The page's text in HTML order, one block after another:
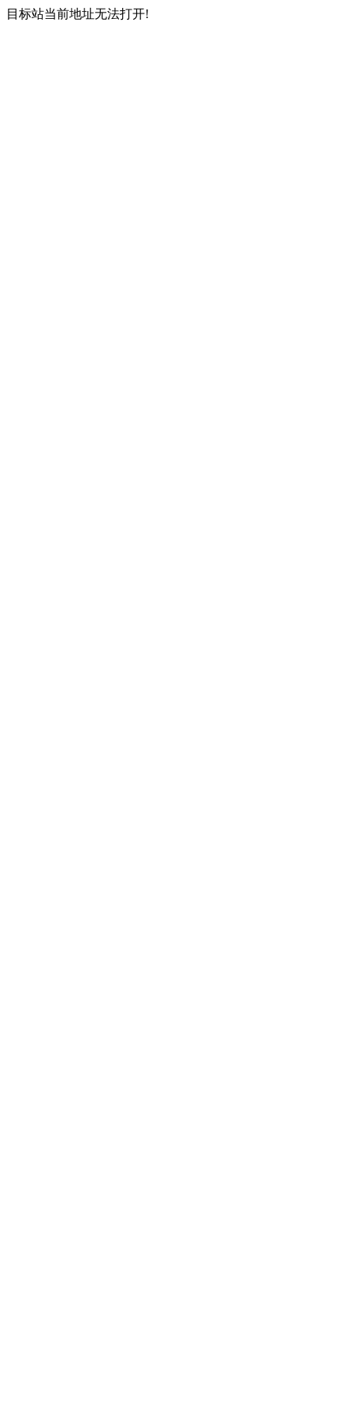
目标站当前地址无法打开!